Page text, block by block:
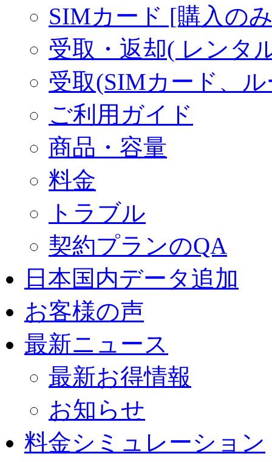
SIMカード [購入の
受取・返却( レンタ
受取(SIMカード、
ご利用ガイド
商品・容量
料金
トラブル
契約プランのQA
日本国内データ追加
お客様の声
最新ニュース
最新お得情報
お知らせ
料金シミュレーション